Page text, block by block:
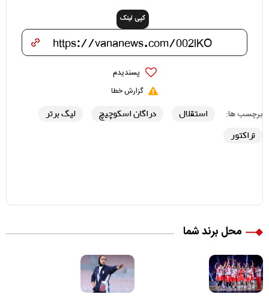
کپی لینک
پسندیدم
گزارش خطا
برچسب ها: استقلال دراگان اسکوچیچ
لیگ برتر
تراکتور
محل برند شما